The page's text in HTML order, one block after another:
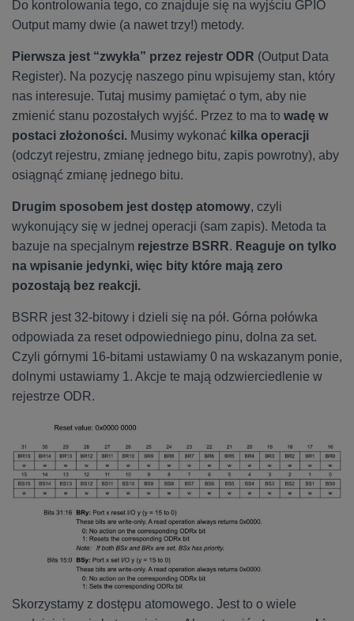
Do kontrolowania tego, co znajduje się na wyjściu GPIO
Output mamy dwie (a nawet trzy!) metody.
Pierwsza jest “zwykła” przez rejestr ODR (Output Data
Register). Na pozycję naszego pinu wpisujemy stan, który
nas interesuje. Tutaj musimy pamiętać o tym, aby nie
zmienić stanu pozostałych wyjść. Przez to ma to wadę w
postaci złożoności. Musimy wykonać kilka operacji
(odczyt rejestru, zmianę jednego bitu, zapis powrotny), aby
osiągnąć zmianę jednego bitu.
Drugim sposobem jest dostęp atomowy, czyli
wykonujący się w jednej operacji (sam zapis). Metoda ta
bazuje na specjalnym rejestrze BSRR. Reaguje on tylko
na wpisanie jedynki, więc bity które mają zero
pozostają bez reakcji.
BSRR jest 32-bitowy i dzieli się na pół. Górna połówka
odpowiada za reset odpowiedniego pinu, dolna za set.
Czyli górnymi 16-bitami ustawiamy 0 na wskazanym ponie,
dolnymi ustawiamy 1. Akcje te mają odzwierciedlenie w
rejestrze ODR.
Skorzystamy z dostępu atomowego. Jest to o wiele